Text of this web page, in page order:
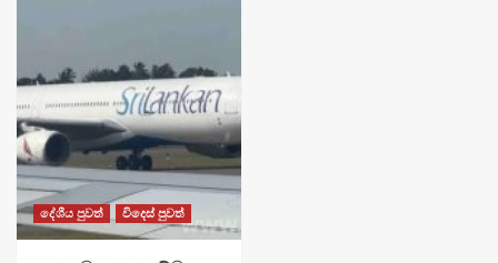
දේශීය පුවත් විදෙස් පුවත්